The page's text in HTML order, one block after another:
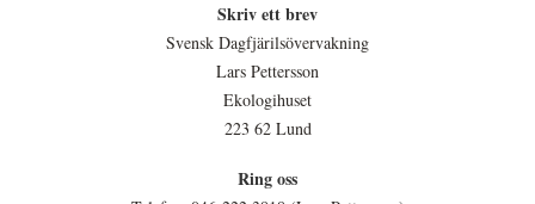
Skriv ett brev
Svensk Dagfjärilsövervakning
Lars Pettersson
Ekologihuset
223 62 Lund
Ring oss